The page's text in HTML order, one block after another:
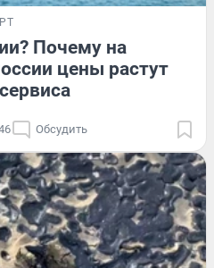
Почему на
цены растут
Обсудить